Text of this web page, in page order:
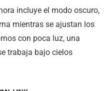
incluye el modo oscuro,
mientras se ajustan los
con poca luz, una
trabaja bajo cielos